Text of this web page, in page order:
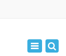
Toggle